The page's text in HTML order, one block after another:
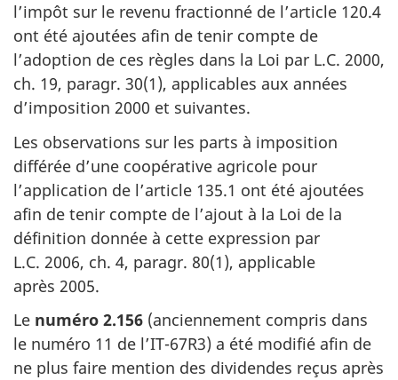
l’impôt sur le revenu fractionné de l’article 120.4
ont été ajoutées afin de tenir compte de
l’adoption de ces règles dans la Loi par L.C. 2000,
ch. 19, paragr. 30(1), applicables aux années
d’imposition 2000 et suivantes.
Les observations sur les parts à imposition
différée d’une coopérative agricole pour
l’application de l’article 135.1 ont été ajoutées
afin de tenir compte de l’ajout à la Loi de la
définition donnée à cette expression par
L.C. 2006, ch. 4, paragr. 80(1), applicable
après 2005.
Le numéro 2.156 (anciennement compris dans
le numéro 11 de l’IT-67R3) a été modifié afin de
ne plus faire mention des dividendes reçus après